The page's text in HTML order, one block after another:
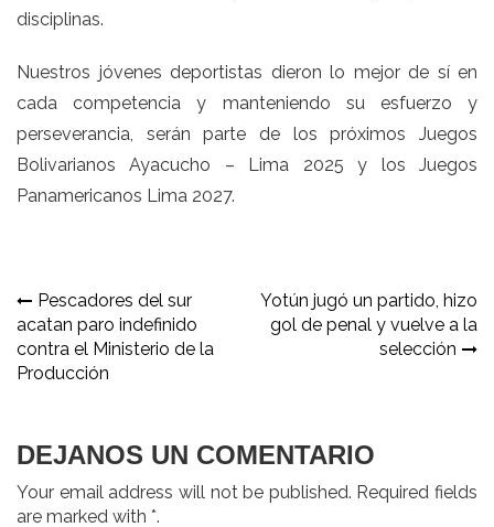
disciplinas.
Nuestros jóvenes deportistas dieron lo mejor de sí en
cada competencia y manteniendo su esfuerzo y
perseverancia, serán parte de los próximos Juegos
Bolivarianos Ayacucho – Lima 2025 y los Juegos
Panamericanos Lima 2027.
Navegación
de
entradas
Pescadores del sur
acatan paro indefinido
contra el Ministerio de la
Producción
Yotún jugó un partido, hizo
gol de penal y vuelve a la
selección
DEJANOS UN COMENTARIO
Your email address will not be published. Required fields
are marked with *.